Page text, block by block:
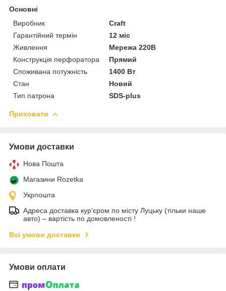
Основні
Виробник
Craft
Гарантійний термін
12 міс
Живлення
Мережа 220В
Конструкція перфоратора
Прямий
Споживана потужність
1400 Вт
Стан
Новий
Тип патрона
SDS-plus
Приховати
Умови доставки
Нова Пошта
Магазини Rozetka
Укрпошта
Адреса доставка кур'єром по місту Луцьку (тільки наше
авто) – вартість по домовленості !
Всі умови доставки
Умови оплати